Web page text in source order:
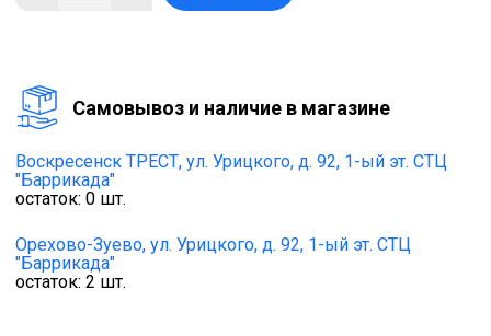
Cамовывоз и наличие в магазине
Воскресенск ТРЕСТ, ул. Урицкого, д. 92, 1-ый эт. СТЦ
"Баррикада"
остаток: 0 шт.
Орехово-Зуево, ул. Урицкого, д. 92, 1-ый эт. СТЦ
"Баррикада"
остаток: 2 шт.